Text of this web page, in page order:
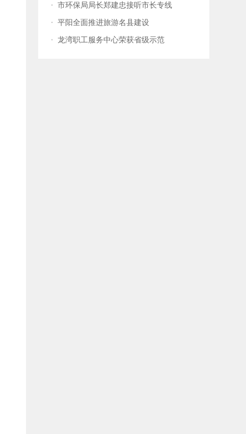
· 市环保局局长郑建忠接听市长专线
· 平阳全面推进旅游名县建设
· 龙湾职工服务中心荣获省级示范